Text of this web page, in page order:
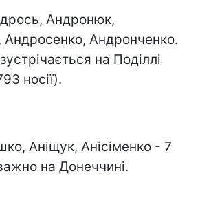
Андронюк,
Андросенко, Андронченко.
на Поділлі
носії).
Аніщук, Анісіменко - 7
на Донеччині.